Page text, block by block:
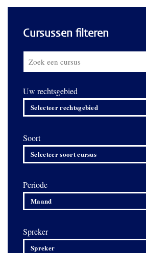
Cursussen filteren
Uw rechtsgebied
Selecteer rechtsgebied
Soort
Selecteer soort cursus
Periode
Maand
Spreker
Spreker